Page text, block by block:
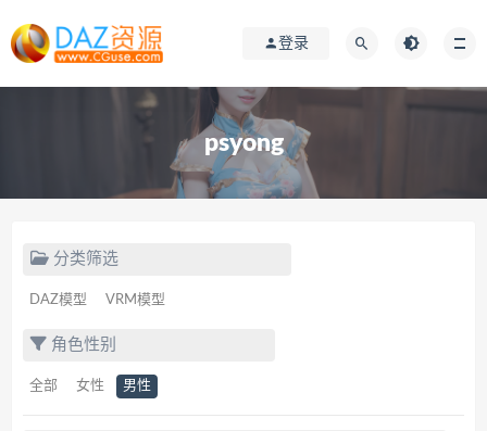
登录
psyong
分类筛选
DAZ模型 VRM模型
角色性别
全部 女性 男性